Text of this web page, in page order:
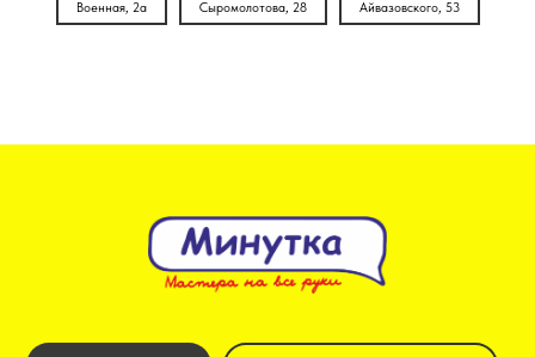
Военная, 2а Сыромолотова, 28 Айвазовского, 53